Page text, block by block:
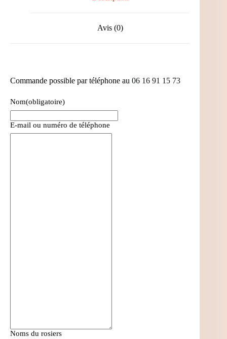
Avis (0)
Commande possible par téléphone au 06 16 91 15 73
Nom(obligatoire)
E-mail ou numéro de téléphone
Noms du rosiers